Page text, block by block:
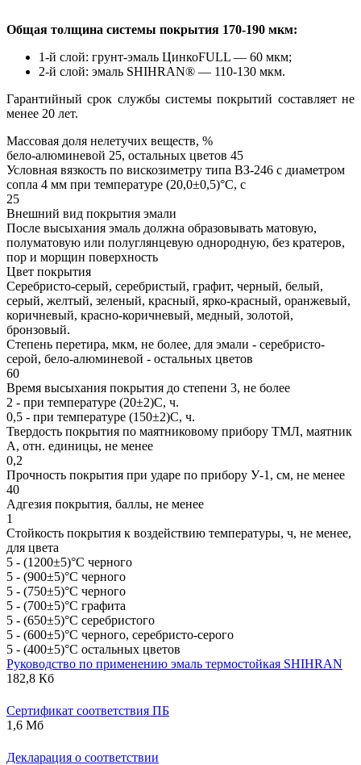
Общая толщина системы покрытия 170-190 мкм:
1-й слой: грунт-эмаль ЦинкоFULL — 60 мкм;
2-й слой: эмаль SHIHRAN® — 110-130 мкм.
Гарантийный срок службы системы покрытий составляет не
менее 20 лет.
Массовая доля нелетучих веществ, %
бело-алюминевой 25, остальных цветов 45
Условная вязкость по вискозиметру типа ВЗ-246 с диаметром
сопла 4 мм при температуре (20,0±0,5)°С, с
25
Внешний вид покрытия эмали
После высыхания эмаль должна образовывать матовую,
полуматовую или полуглянцевую однородную, без кратеров,
пор и морщин поверхность
Цвет покрытия
Серебристо-серый, серебристый, графит, черный, белый,
серый, желтый, зеленый, красный, ярко-красный, оранжевый,
коричневый, красно-коричневый, медный, золотой,
бронзовый.
Степень перетира, мкм, не более, для эмали - серебристо-
серой, бело-алюминевой - остальных цветов
60
Время высыхания покрытия до степени 3, не более
2 - при температуре (20±2)С, ч.
0,5 - при температуре (150±2)С, ч.
Твердость покрытия по маятниковому прибору ТМЛ, маятник
А, отн. единицы, не менее
0,2
Прочность покрытия при ударе по прибору У-1, см, не менее
40
Адгезия покрытия, баллы, не менее
1
Стойкость покрытия к воздействию температуры, ч, не менее,
для цвета
5 - (1200±5)°С черного
5 - (900±5)°С черного
5 - (750±5)°С черного
5 - (700±5)°С графита
5 - (650±5)°С серебристого
5 - (600±5)°С черного, серебристо-серого
5 - (400±5)°С остальных цветов
Руководство по применению эмаль термостойкая SHIHRAN
182,8 Кб
Сертификат соответствия ПБ
1,6 Мб
Декларация о соответствии